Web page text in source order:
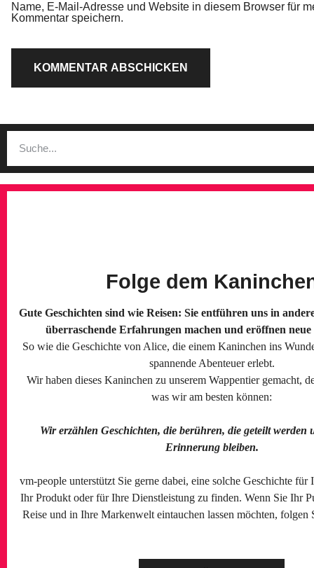
Name, E-Mail-Adresse und Website in diesem Browser für
Kommentar speichern.
Folge dem
Gute Geschichten sind wie Reisen: Sie entführen uns in
überraschende Erfahrungen machen und eröffnen neue
So wie die Geschichte von Alice, die einem Kaninchen ins
spannende Abenteuer erlebt.
Wir haben dieses Kaninchen zu unserem Wappentier gemacht,
was wir am besten können:
Wir erzählen Geschichten, die berühren, die geteilt werden
Erinnerung bleiben.
vm-people unterstützt Sie gerne dabei, eine solche Geschichte für
Ihr Produkt oder für Ihre Dienstleistung zu finden. Wenn Sie Ihr
Reise und in Ihre Markenwelt eintauchen lassen möchten, folgen